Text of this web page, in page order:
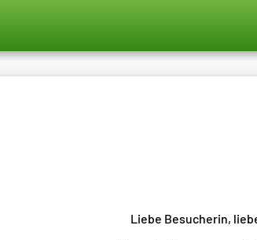
Liebe Besucherin,